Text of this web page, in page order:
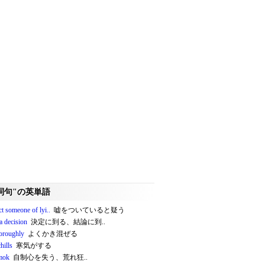
句"の英単語
someone of lyi.. 嘘をついていると疑う
decision 決定に到る、結論に到..
よくかき混ぜる
寒気がする
自制心を失う、荒れ狂..